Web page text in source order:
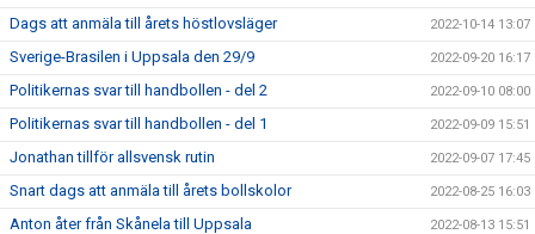
Dags att anmäla till årets höstlovsläger 2022-10-14 13:07
Sverige-Brasilen i Uppsala den 29/9 2022-09-20 16:17
Politikernas svar till handbollen - del 2 2022-09-10 08:00
Politikernas svar till handbollen - del 1 2022-09-09 15:51
Jonathan tillför allsvensk rutin 2022-09-07 17:45
Snart dags att anmäla till årets bollskolor 2022-08-25 16:03
Anton åter från Skånela till Uppsala 2022-08-13 15:51